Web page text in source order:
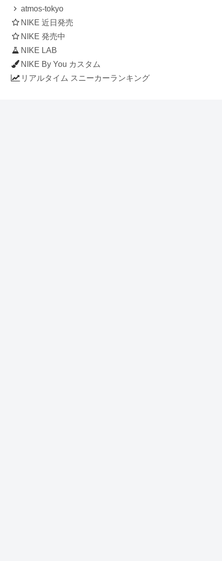
atmos-tokyo
NIKE 近日発売
NIKE 発売中
NIKE LAB
NIKE By You カスタム
リアルタイム スニーカーランキング